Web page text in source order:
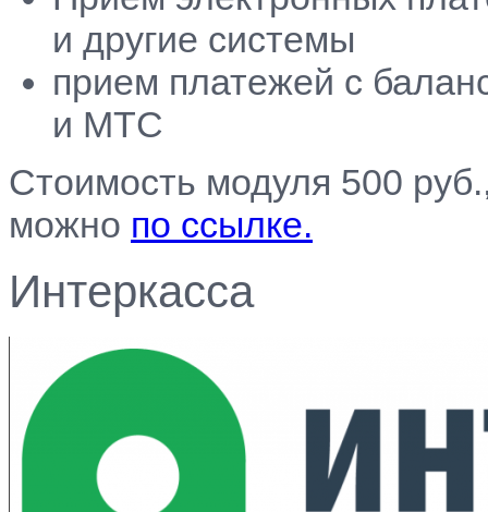
и другие системы
прием платежей c
и МТС
Стоимость модуля 500
можно по ссылке.
Интеркасса